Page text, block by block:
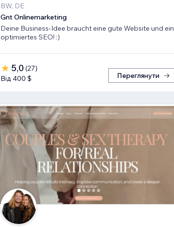
BW, DE
Gnt Onlinemarketing
Deine Business-Idee braucht eine gute Website und ein
optimiertes SEO! :)
5,0 (27)
Від 400 $
Переглянути